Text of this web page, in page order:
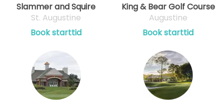
Slammer and Squire
St. Augustine
Book starttid
King & Bear Golf Course
Augustine
Book starttid